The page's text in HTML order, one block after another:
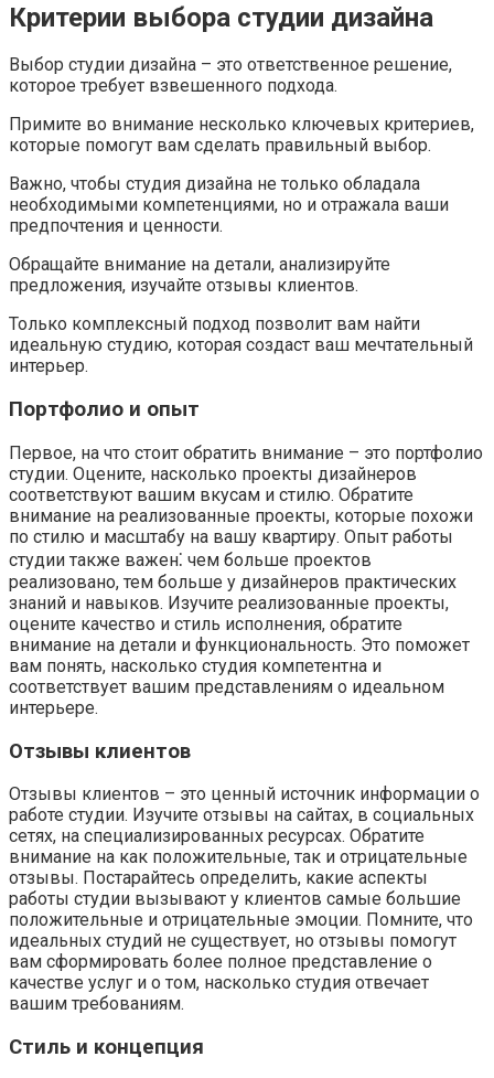
Критерии выбора студии дизайна
Выбор студии дизайна – это ответственное решение,
которое требует взвешенного подхода.
Примите во внимание несколько ключевых критериев,
которые помогут вам сделать правильный выбор.
Важно, чтобы студия дизайна не только обладала
необходимыми компетенциями, но и отражала ваши
предпочтения и ценности.
Обращайте внимание на детали, анализируйте
предложения, изучайте отзывы клиентов.
Только комплексный подход позволит вам найти
идеальную студию, которая создаст ваш мечтательный
интерьер.
Портфолио и опыт
Первое, на что стоит обратить внимание – это портфолио
студии. Оцените, насколько проекты дизайнеров
соответствуют вашим вкусам и стилю. Обратите
внимание на реализованные проекты, которые похожи
по стилю и масштабу на вашу квартиру. Опыт работы
студии также важен⁚ чем больше проектов
реализовано, тем больше у дизайнеров практических
знаний и навыков. Изучите реализованные проекты,
оцените качество и стиль исполнения, обратите
внимание на детали и функциональность. Это поможет
вам понять, насколько студия компетентна и
соответствует вашим представлениям о идеальном
интерьере.
Отзывы клиентов
Отзывы клиентов – это ценный источник информации о
работе студии. Изучите отзывы на сайтах, в социальных
сетях, на специализированных ресурсах. Обратите
внимание на как положительные, так и отрицательные
отзывы. Постарайтесь определить, какие аспекты
работы студии вызывают у клиентов самые большие
положительные и отрицательные эмоции. Помните, что
идеальных студий не существует, но отзывы помогут
вам сформировать более полное представление о
качестве услуг и о том, насколько студия отвечает
вашим требованиям.
Стиль и концепция